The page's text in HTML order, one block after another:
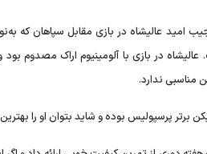
امید عالیشاه در بازی مقابل سپاهان که
عالیشاه در بازی با آلومینیوم اراک مصدوم
برتر پرسپولیس بوده و شاید بتوان او را